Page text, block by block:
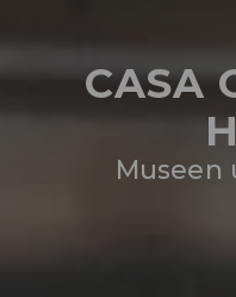
CASA
Museen